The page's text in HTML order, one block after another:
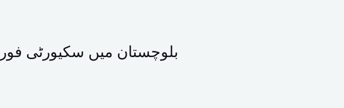
بلوچستان میں سکیورٹی فورسز کے